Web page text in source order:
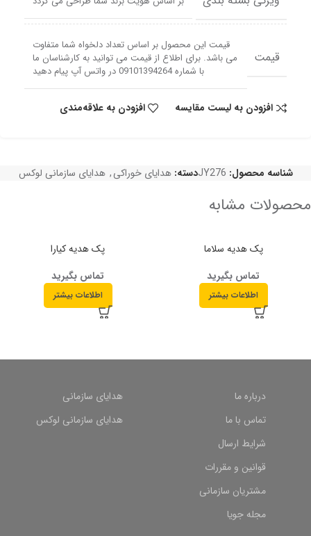
قیمت
قیمت این محصول بر اساس تعداد دلخواه شما متفاوت
می باشد. برای اطلاع از قیمت می توانید به کارشناسان ما
با شماره 09101394264 در واتس آپ پیام دهید
افزودن به لیست مقایسه افزودن به علاقه‌مندی
شناسه محصول: JY276دسته: هدایای خوراکی, هدایای سازمانی لوکس
محصولات مشابه
پک هدیه سلاما
تماس بگیرید
اطلاعات بیشتر
پک هدیه کیارا
تماس بگیرید
اطلاعات بیشتر
هدایای سازمانی
هدایای سازمانی لوکس
درباره ما
تماس با ما
شرایط ارسال
قوانین و مقررات
مشتریان سازمانی
مجله جویا